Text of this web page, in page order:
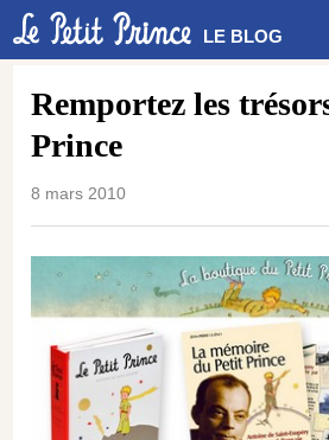
LE BLOG
Remportez les
Prince
8 mars 2010